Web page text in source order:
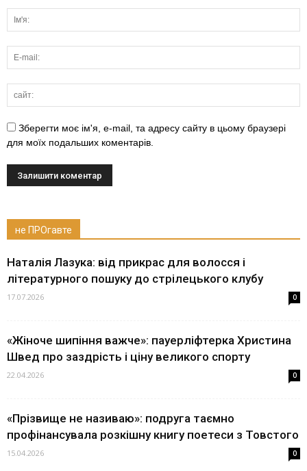
Зберегти моє ім'я, e-mail, та адресу сайту в цьому браузері
для моїх подальших коментарів.
не ПРОгавте
Наталія Лазука: від прикрас для волосся і
літературного пошуку до стрілецького клубу
17.07.2026 0
«Жіноче шипіння важче»: пауерліфтерка Христина
Швед про заздрість і ціну великого спорту
22.04.2026 0
«Прізвище не називаю»: подруга таємно
профінансувала розкішну книгу поетеси з Товстого
15.04.2026 0